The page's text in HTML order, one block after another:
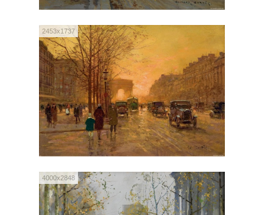
2453x1737
4000x2848